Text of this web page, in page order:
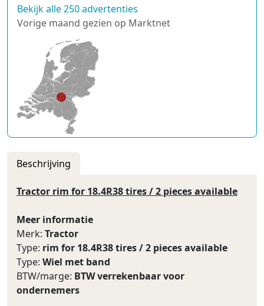
Bekijk alle 250 advertenties
Vorige maand gezien op Marktnet
Beschrijving
Tractor rim for 18.4R38 tires / 2 pieces available
Meer informatie
Merk: Tractor
Type: rim for 18.4R38 tires / 2 pieces available
Type: Wiel met band
BTW/marge: BTW verrekenbaar voor
ondernemers